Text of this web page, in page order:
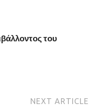
του
NEXT ARTICLE